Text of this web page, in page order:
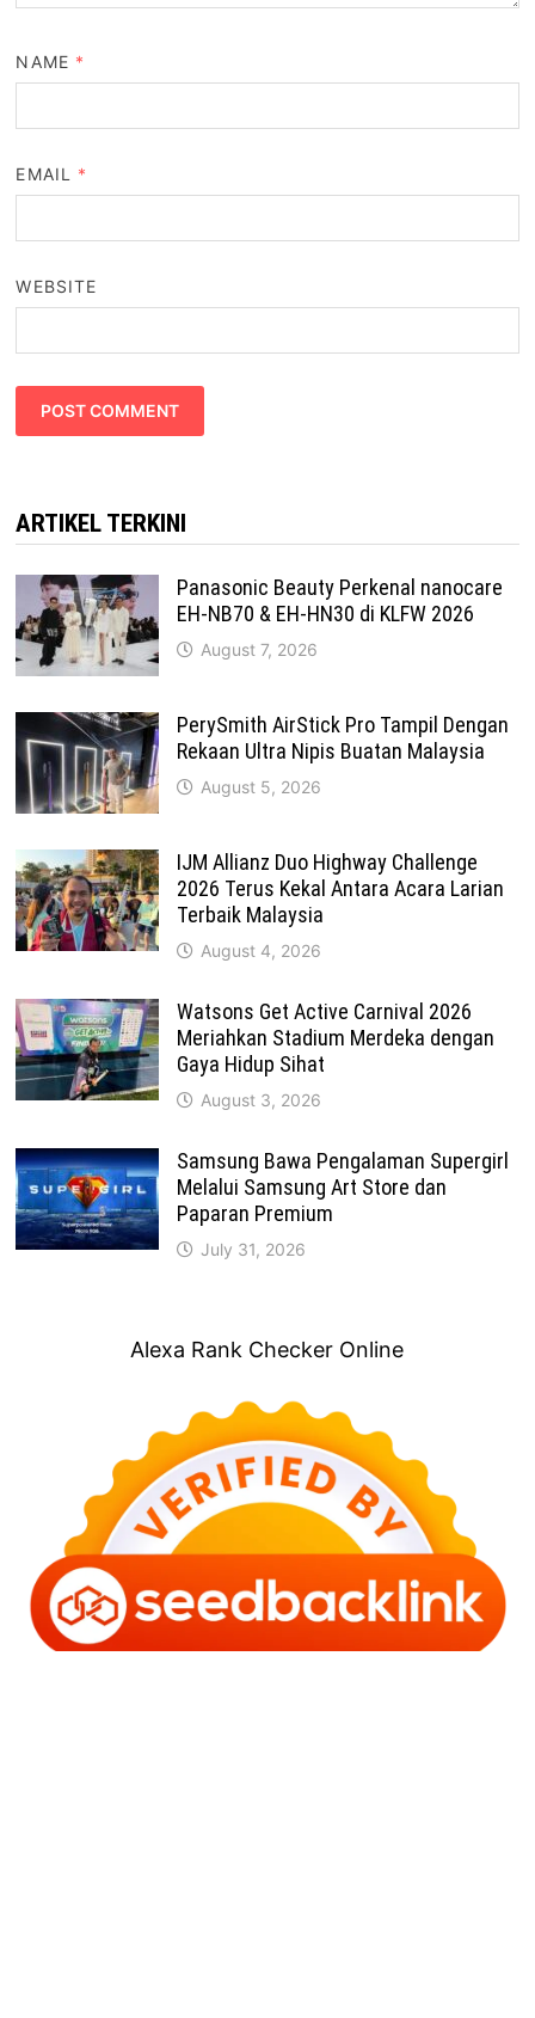
NAME *
EMAIL *
WEBSITE
ARTIKEL TERKINI
Panasonic Beauty Perkenal nanocare
EH-NB70 & EH-HN30 di KLFW 2026
August 7, 2026
PerySmith AirStick Pro Tampil Dengan
Rekaan Ultra Nipis Buatan Malaysia
August 5, 2026
IJM Allianz Duo Highway Challenge
2026 Terus Kekal Antara Acara Larian
Terbaik Malaysia
August 4, 2026
Watsons Get Active Carnival 2026
Meriahkan Stadium Merdeka dengan
Gaya Hidup Sihat
August 3, 2026
Samsung Bawa Pengalaman Supergirl
Melalui Samsung Art Store dan
Paparan Premium
July 31, 2026
Alexa Rank Checker Online